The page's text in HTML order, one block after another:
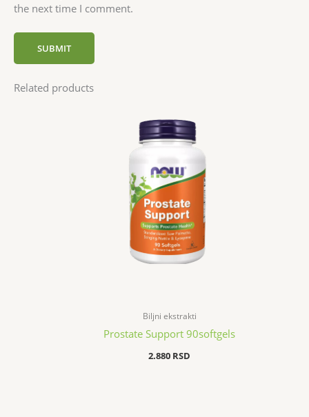
the next time I comment.
Related products
Biljni ekstrakti
Prostate Support 90softgels
2.880 RSD